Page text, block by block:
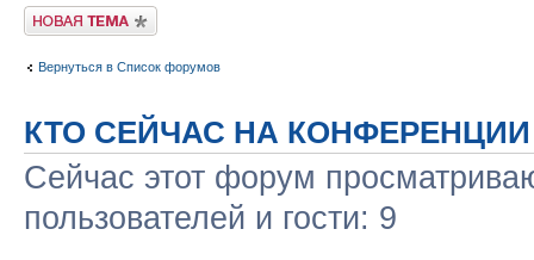
Новая тема
Вернуться в Список форумов
КТО СЕЙЧАС НА КОНФЕРЕНЦИИ
Сейчас этот форум
пользователей и гости: 9